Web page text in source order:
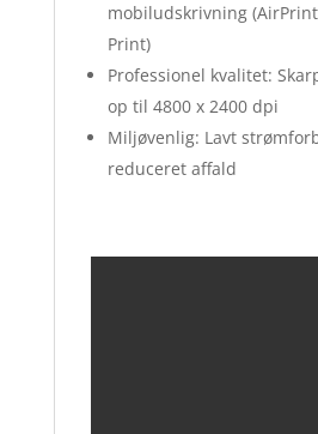
mobiludskrivning
Print)
Professionel kvalitet:
op til 4800 x 2400 dpi
Miljøvenlig: Lavt
reduceret affald